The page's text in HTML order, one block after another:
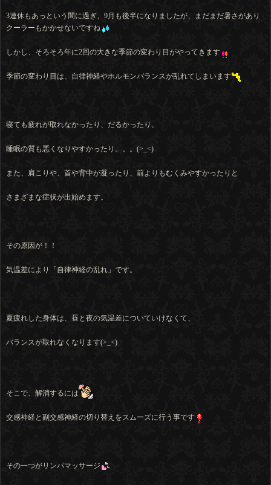
3連休もあっという間に過ぎ、9月も後半になりましたが、まだまだ暑さがあり
クーラーもかかせないですね
しかし、そろそろ年に2回の大きな季節の変わり目がやってきます
季節の変わり目は、自律神経やホルモンバランスが乱れてしまいます
寝ても疲れが取れなかったり、だるかったり、
睡眠の質も悪くなりやすかったり。。。(>_<)
また、肩こりや、首や背中が凝ったり、前よりもむくみやすかったりと
さまざまな症状が出始めます。
その原因が！！
気温差により「自律神経の乱れ」です。
夏疲れした身体は、昼と夜の気温差についていけなくて、
バランスが取れなくなります(>_<)
そこで、解消するには
交感神経と副交感神経の切り替えをスムーズに行う事です
その一つがリンパマッサージ